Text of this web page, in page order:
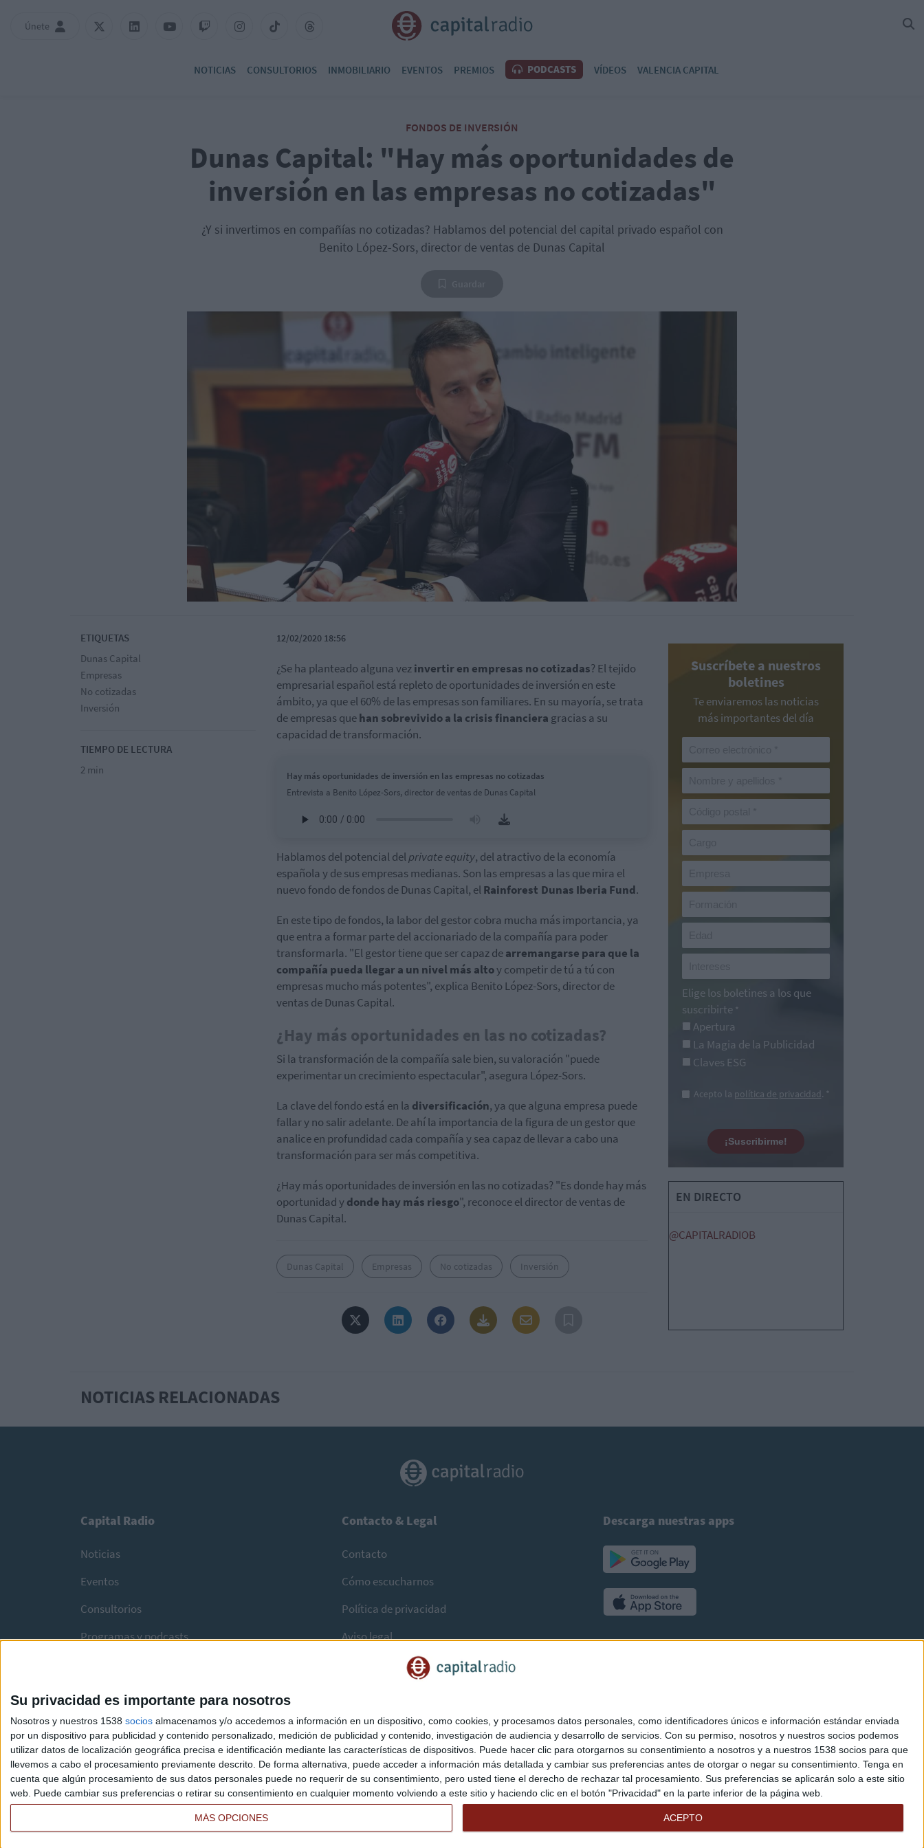
Su privacidad es importante para nosotros
Nosotros y nuestros 1538 socios almacenamos y/o accedemos a información en un dispositivo, como cookies, y procesamos datos personales, como identificadores únicos e información estándar enviada
por un dispositivo para publicidad y contenido personalizado, medición de publicidad y contenido, investigación de audiencia y desarrollo de servicios. Con su permiso, nosotros y nuestros socios podemos
utilizar datos de localización geográfica precisa e identificación mediante las características de dispositivos. Puede hacer clic para otorgarnos su consentimiento a nosotros y a nuestros 1538 socios para que
llevemos a cabo el procesamiento previamente descrito. De forma alternativa, puede acceder a información más detallada y cambiar sus preferencias antes de otorgar o negar su consentimiento. Tenga en
cuenta que algún procesamiento de sus datos personales puede no requerir de su consentimiento, pero usted tiene el derecho de rechazar tal procesamiento. Sus preferencias se aplicarán solo a este sitio
web. Puede cambiar sus preferencias o retirar su consentimiento en cualquier momento volviendo a este sitio y haciendo clic en el botón "Privacidad" en la parte inferior de la página web.
MÁS OPCIONES ACEPTO
Únete
NOTICIAS CONSULTORIOS INMOBILIARIO EVENTOS PREMIOS PODCASTS VÍDEOS VALENCIA CAPITAL
FONDOS DE INVERSIÓN
Dunas Capital: "Hay más oportunidades de
inversión en las empresas no cotizadas"
¿Y si invertimos en compañías no cotizadas? Hablamos del potencial del capital privado español con
Benito López-Sors, director de ventas de Dunas Capital
ETIQUETAS
Dunas Capital
Empresas
No cotizadas
Inversión
TIEMPO DE LECTURA
2 min
12/02/2020 18:56
¿Se ha planteado alguna vezinvertir en empresas no cotizadas? El tejido
empresarial español está repleto de oportunidades de inversión en este
ámbito, ya que el 60% de las empresas son familiares. En su mayoría, se trata
de empresas quehan sobrevivido a la crisis financiera gracias a su
capacidad de transformación.
Hay más oportunidades de inversión en las empresas no cotizadas
Entrevista a Benito López-Sors, director de ventas de Dunas Capital
Hablamos del potencial delprivateequity, del atractivo de la economía
española y de sus empresas medianas. Son las empresas a las que mira el
nuevo fondo de fondos de Dunas Capital, elRainforest Dunas Iberia Fund.
En este tipo de fondos, la labor del gestor cobra mucha más importancia, ya
que entra a formar parte del accionariado de la compañía para poder
transformarla. "El gestor tiene que ser capaz dearremangarse para que la
compañía pueda llegar a un nivel más altoy competir de tú a tú con
empresas mucho más potentes", explica Benito López-Sors, director de
ventas de Dunas Capital.
¿Hay más oportunidades en las no cotizadas?
Si la transformación de la compañía sale bien, su valoración "puede
experimentar un crecimiento espectacular", asegura López-Sors.
La clave del fondo está en la diversificación, ya que alguna empresa puede
fallar y no salir adelante. De ahí la importancia de la figura de un gestor que
analice en profundidad cada compañía y sea capaz de llevar a cabo una
transformación para ser más competitiva.
¿Hay más oportunidades de inversión en las no cotizadas? "Es donde hay más
oportunidad ydonde hay más riesgo", reconoce el director de ventas de
Dunas Capital.
Dunas Capital Empresas No cotizadas Inversión
Suscríbete a nuestros
boletines
Te enviaremos las noticias
más importantes del día
Elige los boletines a los que
suscribirte *
Apertura
La Magia de la Publicidad
Claves ESG
Acepto la política de privacidad. *
¡Suscribirme!
EN DIRECTO
@CAPITALRADIOB
NOTICIAS RELACIONADAS
Capital Radio
Noticias
Eventos
Consultorios
Programas y podcasts
Contacto & Legal
Contacto
Cómo escucharnos
Política de privacidad
Aviso legal
Descarga nuestras apps